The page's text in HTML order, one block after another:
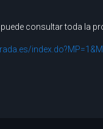
puede consultar toda la